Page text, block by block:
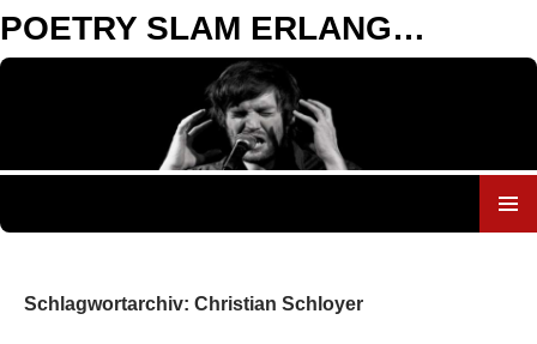
POETRY SLAM ERLANGEN
Schlagwortarchiv: Christian Schloyer